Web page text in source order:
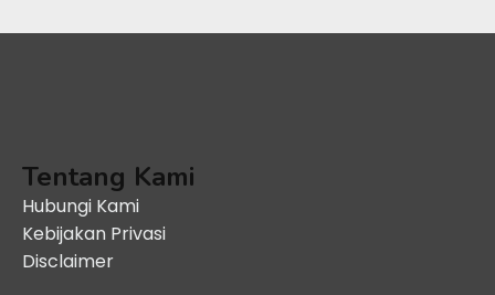
Tentang Kami
Hubungi Kami
Kebijakan Privasi
Disclaimer